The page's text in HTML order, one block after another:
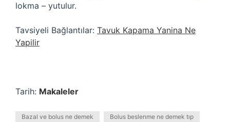
lokma – yutulur.
Tavsiyeli Bağlantılar: Tavuk Kapama Yanina Ne
Yapilir
Tarih: Makaleler
Bazal ve bolus ne demek Bolus beslenme ne demek tıp